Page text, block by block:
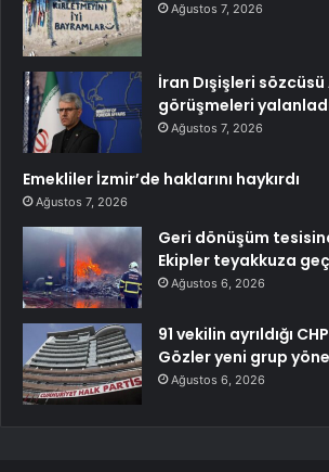
Ağustos 7, 2026
İran Dışişleri sözcüsü
görüşmeleri
Ağustos 7, 2026
Emekliler İzmir’de haklarını haykırdı
Ağustos 7, 2026
Geri dönüşüm
Ekipler teyakkuza
Ağustos 6, 2026
91 vekilin ayrıldığı
Gözler yeni grup
Ağustos 6, 2026